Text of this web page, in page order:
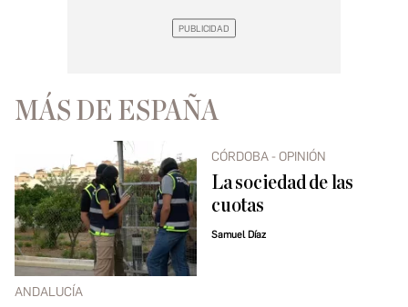
MÁS DE ESPAÑA
ANDALUCÍA
CÓRDOBA - OPINIÓN
La sociedad de las
cuotas
Samuel Díaz